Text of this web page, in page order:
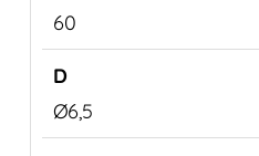
60
Ø6,5